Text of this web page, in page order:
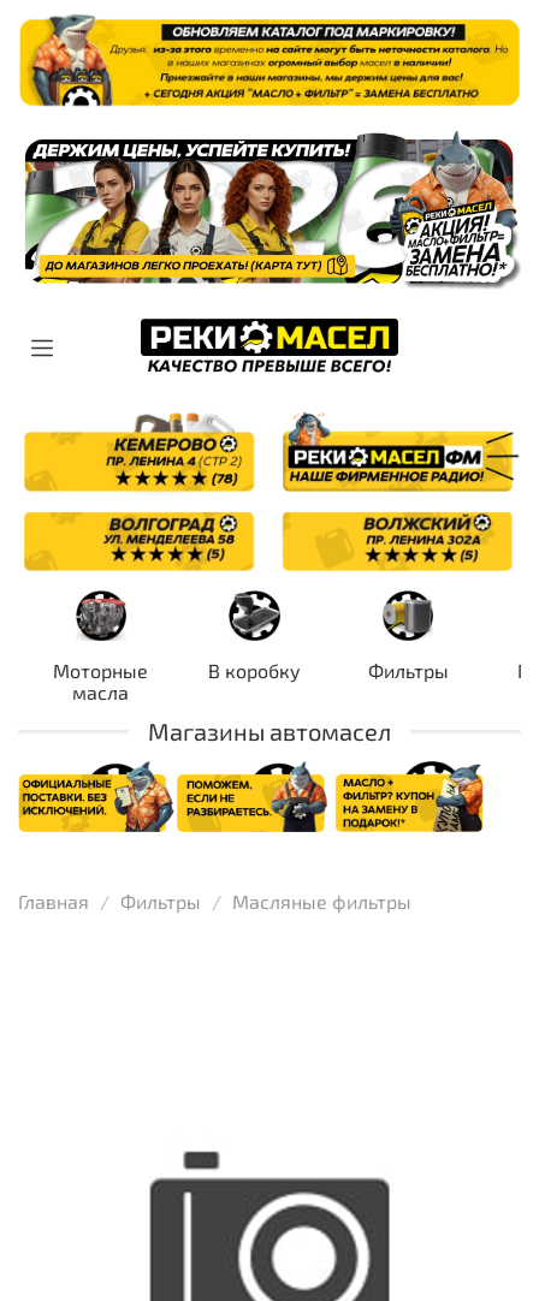
Моторные
масла
В коробку Фильтры
Магазины автомасел
Главная Фильтры Масляные фильтры